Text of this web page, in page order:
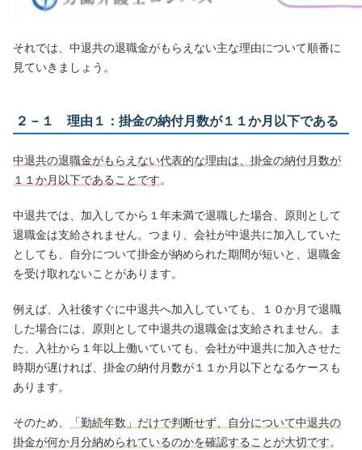
それでは、中退共の退職金がもらえない主な理由について順番に
見ていきましょう。
２－１ 理由１：掛金の納付月数が１１か月以下である
中退共の退職金がもらえない代表的な理由は、掛金の納付月数が
１１か月以下であることです。
中退共では、加入してから１年未満で退職した場合、原則として
退職金は支給されません。つまり、会社が中退共に加入していた
としても、自分について掛金が納められた期間が短いと、退職金
を受け取れないことがあります。
例えば、入社後すぐに中退共へ加入していても、１０か月で退職
した場合には、原則として中退共の退職金は支給されません。ま
た、入社から１年以上働いていても、会社が中退共に加入させた
時期が遅ければ、掛金の納付月数が１１か月以下となるケースも
あります。
そのため、
「勤続年数」だけで判断せず、自分について中退共の
掛金が何か月分納められているのかを確認することが大切です。